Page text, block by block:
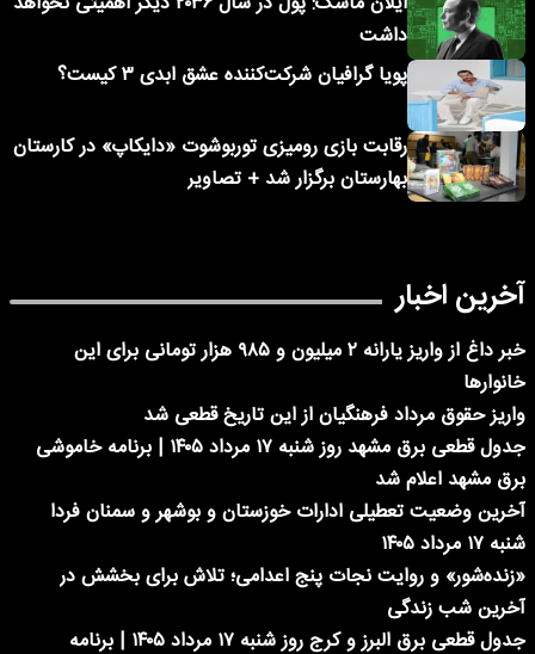
داشت
پویا گرافیان شرکت‌کننده عشق ابدی ۳ کیست؟
رقابت بازی رومیزی توربوشوت «دایکاپ» در کارستان
بهارستان برگزار شد + تصاویر
آخرین اخبار
خبر داغ از واریز یارانه ۲ میلیون و ۹۸۵ هزار تومانی برای این
خانوارها
واریز حقوق مرداد فرهنگیان از این تاریخ قطعی شد
جدول قطعی برق مشهد روز شنبه ۱۷ مرداد ۱۴۰۵ | برنامه خاموشی
برق مشهد اعلام شد
آخرین وضعیت تعطیلی ادارات خوزستان و بوشهر و سمنان فردا
شنبه ۱۷ مرداد ۱۴۰۵
«زنده‌شور» و روایت نجات پنج اعدامی؛ تلاش برای بخشش در
آخرین شب زندگی
جدول قطعی برق البرز و کرج روز شنبه ۱۷ مرداد ۱۴۰۵ | برنامه